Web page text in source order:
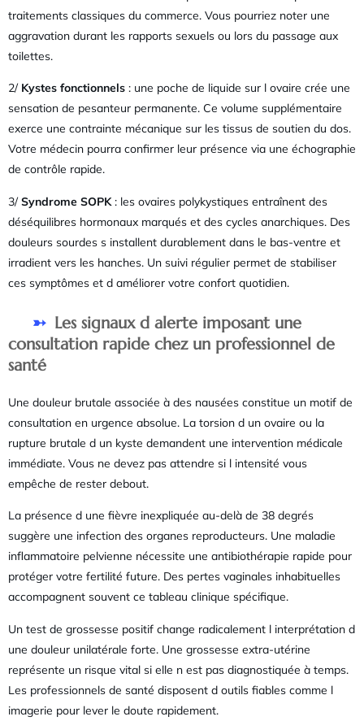
traitements classiques du commerce. Vous pourriez noter une
aggravation durant les rapports sexuels ou lors du passage aux
toilettes.
2/ Kystes fonctionnels : une poche de liquide sur l ovaire crée une
sensation de pesanteur permanente. Ce volume supplémentaire
exerce une contrainte mécanique sur les tissus de soutien du dos.
Votre médecin pourra confirmer leur présence via une échographie
de contrôle rapide.
3/Syndrome SOPK : les ovaires polykystiques entraînent des
déséquilibres hormonaux marqués et des cycles anarchiques. Des
douleurs sourdes s installent durablement dans le bas-ventre et
irradient vers les hanches. Un suivi régulier permet de stabiliser
ces symptômes et d améliorer votre confort quotidien.
Les signaux d alerte imposant une
consultation rapide chez un professionnel de
santé
Une douleur brutale associée à des nausées constitue un motif de
consultation en urgence absolue. La torsion d un ovaire ou la
rupture brutale d un kyste demandent une intervention médicale
immédiate. Vous ne devez pas attendre si l intensité vous
empêche de rester debout.
La présence d une fièvre inexpliquée au-delà de 38 degrés
suggère une infection des organes reproducteurs. Une maladie
inflammatoire pelvienne nécessite une antibiothérapie rapide pour
protéger votre fertilité future. Des pertes vaginales inhabituelles
accompagnent souvent ce tableau clinique spécifique.
Un test de grossesse positif change radicalement l interprétation d
une douleur unilatérale forte. Une grossesse extra-utérine
représente un risque vital si elle n est pas diagnostiquée à temps.
Les professionnels de santé disposent d outils fiables comme l
imagerie pour lever le doute rapidement.